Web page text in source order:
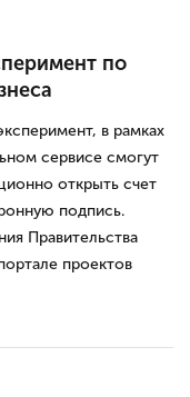
по
в рамках
сервисе смогут
открыть счет
подпись.
Правительства
проектов